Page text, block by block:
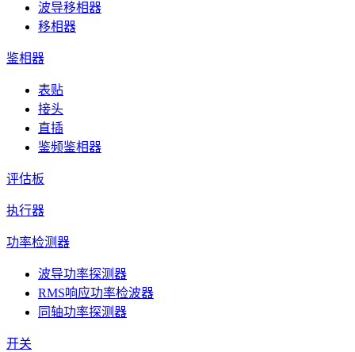
波导移相器
移相器
鉴相器
表贴
接头
直插
鉴频鉴相器
评估板
执行器
功率检测器
波导功率探测器
RMS响应功率检波器
同轴功率探测器
开关